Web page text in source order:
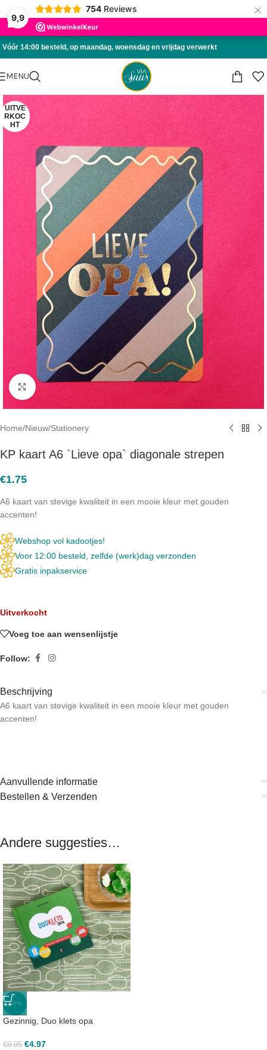
9,9
754 Reviews ×
Skip to navigation
Skip to main content
Vóór 14:00 besteld, op maandag, woensdag en vrijdag verwerkt
MENU
UITVE
RKOC
HT
Click to enlarge
Home/Nieuw/Stationery
KP kaart A6 `Lieve opa` diagonale strepen
€1.75
A6 kaart van stevige kwaliteit in een mooie kleur met gouden
accenten!
Webshop vol kadootjes!
Voor 12:00 besteld, zelfde (werk)dag verzonden
Gratis inpakservice
Uitverkocht
Voeg toe aan wensenlijstje
Follow:
Beschrijving
A6 kaart van stevige kwaliteit in een mooie kleur met gouden
accenten!
Aanvullende informatie
Bestellen & Verzenden
Andere suggesties…
-50%
Gezinnig, Duo klets opa
€9.95 €4.97